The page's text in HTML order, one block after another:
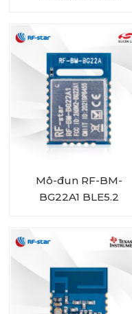
Mô-đun RF-BM-
BG22A1 BLE5.2